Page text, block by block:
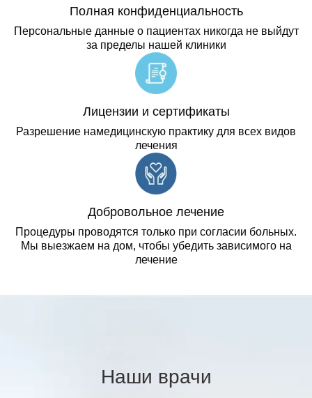
Полная конфиденциальность
Персональные данные о пациентах никогда не выйдут
за пределы нашей клиники
Лицензии и сертификаты
Разрешение намедицинскую практику для всех видов
лечения
Добровольное лечение
Процедуры проводятся только при согласии больных.
Мы выезжаем на дом, чтобы убедить зависимого на
лечение
Наши врачи